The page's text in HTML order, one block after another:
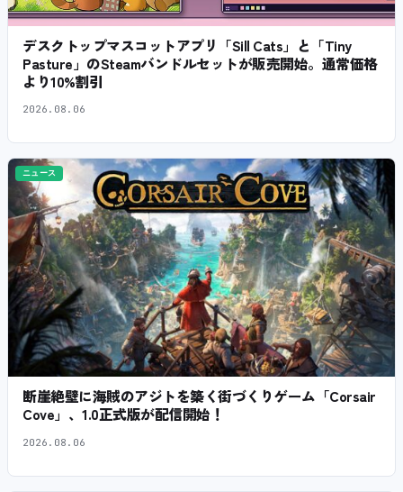
デスクトップマスコットアプリ「Sill Cats」と「Tiny
Pasture」のSteamバンドルセットが販売開始。通常価格
より10%割引
2026.08.06
ニュース
断崖絶壁に海賊のアジトを築く街づくりゲーム「Corsair
Cove」、1.0正式版が配信開始！
2026.08.06